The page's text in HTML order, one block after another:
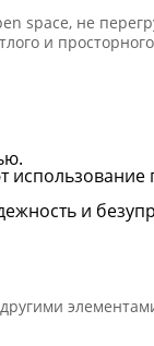
space, не
и
и